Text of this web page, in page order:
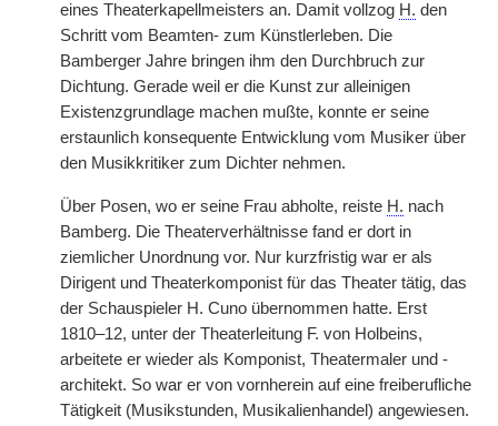
eines Theaterkapellmeisters an. Damit vollzog H. den
Schritt vom Beamten- zum Künstlerleben. Die
Bamberger Jahre bringen ihm den Durchbruch zur
Dichtung. Gerade weil er die Kunst zur alleinigen
Existenzgrundlage machen mußte, konnte er seine
erstaunlich konsequente Entwicklung vom Musiker über
den Musikkritiker zum Dichter nehmen.
Über Posen, wo er seine Frau abholte, reiste H. nach
Bamberg. Die Theaterverhältnisse fand er dort in
ziemlicher Unordnung vor. Nur kurzfristig war er als
Dirigent und Theaterkomponist für das Theater tätig, das
der Schauspieler H. Cuno übernommen hatte. Erst
1810–12, unter der Theaterleitung F. von Holbeins,
arbeitete er wieder als Komponist, Theatermaler und -
architekt. So war er von vornherein auf eine freiberufliche
Tätigkeit (Musikstunden, Musikalienhandel) angewiesen.